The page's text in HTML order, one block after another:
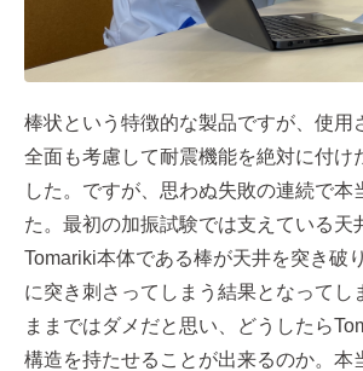
棒状という特徴的な製品ですが、使用
全面も考慮して耐震機能を絶対に付け
した。ですが、思わぬ失敗の連続で本
た。最初の加振試験では支えている天
Tomariki本体である棒が天井を突き破
に突き刺さってしまう結果となってし
ままではダメだと思い、どうしたら
構造を持たせることが出来るのか。本